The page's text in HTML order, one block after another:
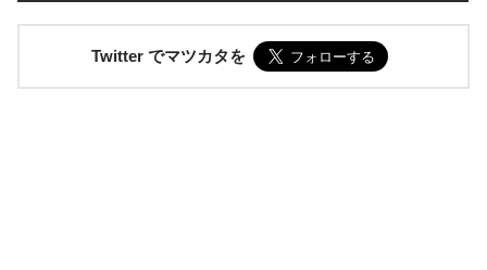
Twitter でマツカタを